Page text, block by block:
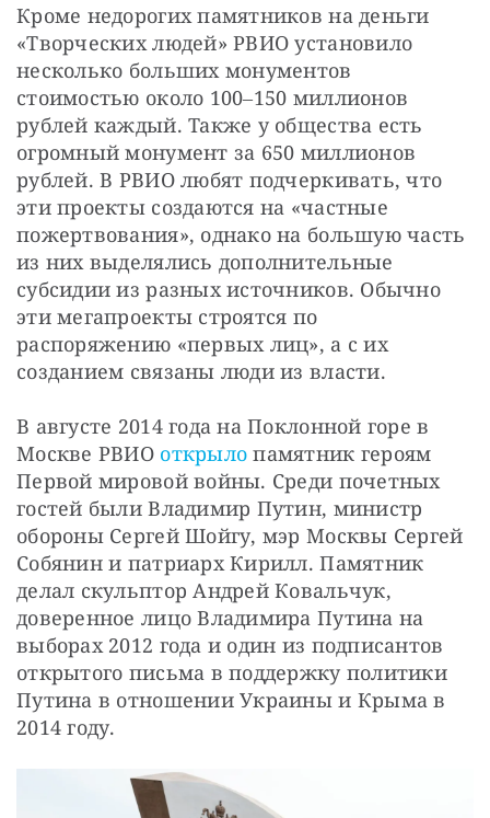
Кроме недорогих памятников на деньги
«Творческих людей» РВИО установило
несколько больших монументов
стоимостью около 100‒150 миллионов
рублей каждый. Также у общества есть
огромный монумент за 650 миллионов
рублей. В РВИО любят подчеркивать, что
эти проекты создаются на «частные
пожертвования», однако на большую часть
из них выделялись дополнительные
субсидии из разных источников. Обычно
эти мегапроекты строятся по
распоряжению «первых лиц», а с их
созданием связаны люди из власти.
В августе 2014 года на Поклонной горе в
Москве РВИО открыло памятник героям
Первой мировой войны. Среди почетных
гостей были Владимир Путин, министр
обороны Сергей Шойгу, мэр Москвы Сергей
Собянин и патриарх Кирилл. Памятник
делал скульптор Андрей Ковальчук,
доверенное лицо Владимира Путина на
выборах 2012 года и один из подписантов
открытого письма в поддержку политики
Путина в отношении Украины и Крыма в
2014 году.